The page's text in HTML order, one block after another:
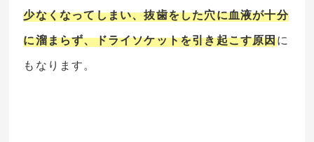
少なくなってしまい、抜歯をした穴に血液が十分
に溜まらず、ドライソケットを引き起こす原因に
もなります。